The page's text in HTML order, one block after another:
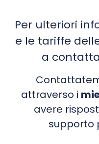
Per ulteriori
e le tariffe
a
attraverso i
avere
supporto